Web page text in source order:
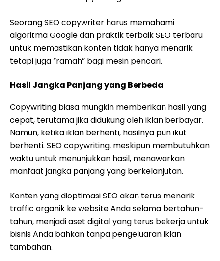
Seorang SEO copywriter harus memahami
algoritma Google dan praktik terbaik SEO terbaru
untuk memastikan konten tidak hanya menarik
tetapi juga “ramah” bagi mesin pencari.
Hasil Jangka Panjang yang Berbeda
Copywriting biasa mungkin memberikan hasil yang
cepat, terutama jika didukung oleh iklan berbayar.
Namun, ketika iklan berhenti, hasilnya pun ikut
berhenti. SEO copywriting, meskipun membutuhkan
waktu untuk menunjukkan hasil, menawarkan
manfaat jangka panjang yang berkelanjutan.
Konten yang dioptimasi SEO akan terus menarik
traffic organik ke website Anda selama bertahun-
tahun, menjadi aset digital yang terus bekerja untuk
bisnis Anda bahkan tanpa pengeluaran iklan
tambahan.